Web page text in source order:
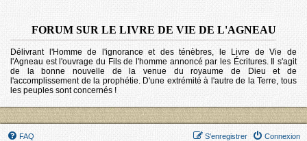
FORUM SUR LE LIVRE DE VIE DE L'AGNEAU
Délivrant l'Homme de l'ignorance et des ténèbres, le Livre de Vie de
l'Agneau est l'ouvrage du Fils de l'homme annoncé par les Écritures. Il s'agit
de la bonne nouvelle de la venue du royaume de Dieu et de
l'accomplissement de la prophétie. D'une extrémité à l'autre de la Terre, tous
les peuples sont concernés !
FAQ Connexion
S’enregistrer